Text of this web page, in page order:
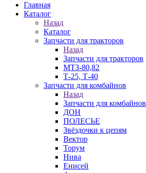
Главная
Каталог
Назад
Каталог
Запчасти для тракторов
Назад
Запчасти для тракторов
МТЗ-80,82
Т-25, Т-40
Запчасти для комбайнов
Назад
Запчасти для комбайнов
ДОН
ПОЛЕСЬЕ
Звёздочки к цепям
Вектор
Торум
Нива
Енисей